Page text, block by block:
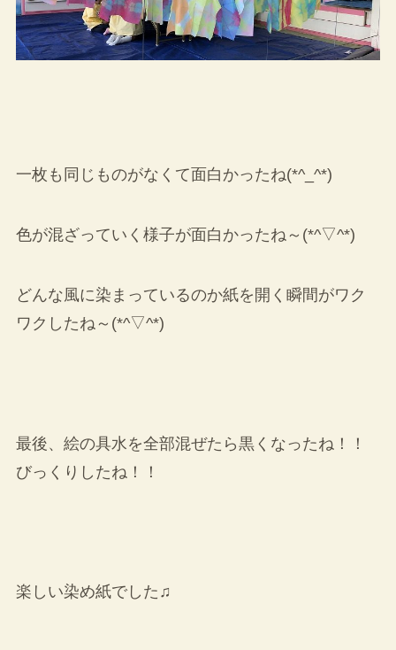
一枚も同じものがなくて面白かったね(*^_^*)
色が混ざっていく様子が面白かったね～(*^▽^*)
どんな風に染まっているのか紙を開く瞬間がワク
ワクしたね～(*^▽^*)
最後、絵の具水を全部混ぜたら黒くなったね！！
びっくりしたね！！
楽しい染め紙でした♫